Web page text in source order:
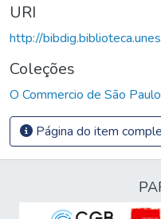
URI
http://
Coleções
O Commercio de São Paulo
Página do item